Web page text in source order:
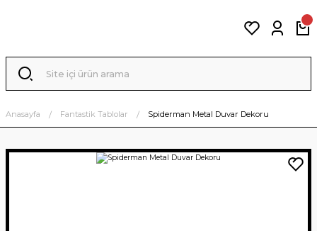
Anasayfa Fantastik Tablolar Spiderman Metal Duvar Dekoru